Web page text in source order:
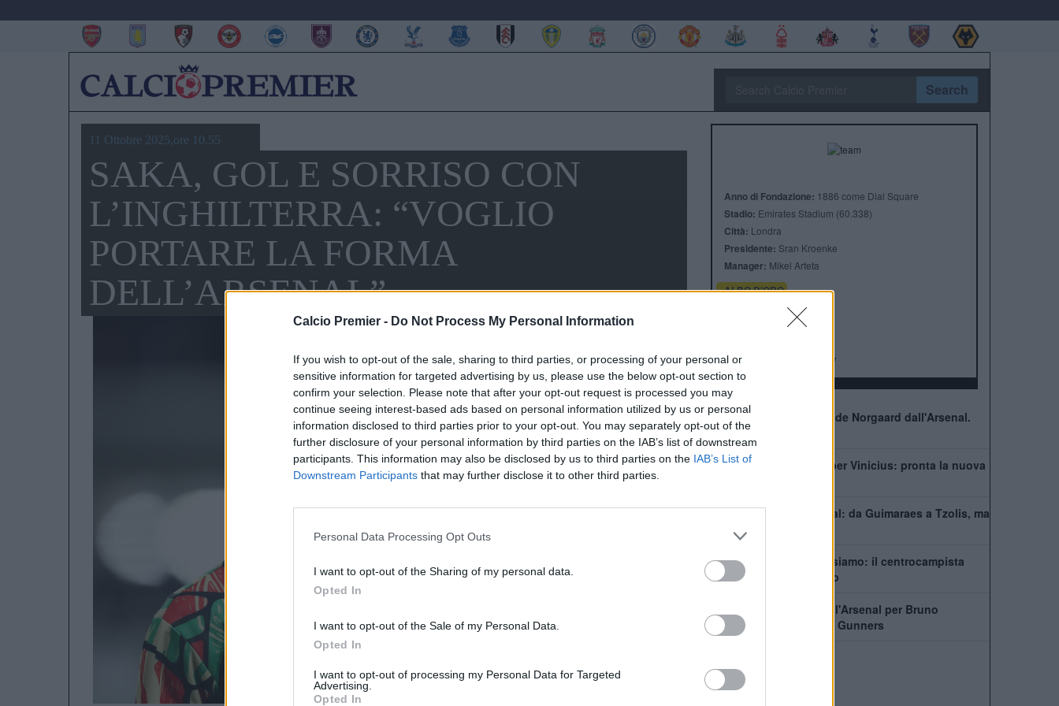
Calcio Premier - Do Not Process My Personal Information
If you wish to opt-out of the sale, sharing to third parties, or processing of your personal or
sensitive information for targeted advertising by us, please use the below opt-out section to
confirm your selection. Please note that after your opt-out request is processed you may
continue seeing interest-based ads based on personal information utilized by us or personal
information disclosed to third parties prior to your opt-out. You may separately opt-out of the
further disclosure of your personal information by third parties on the IAB’s list of downstream
participants. This information may also be disclosed by us to third parties on the IAB’s List of
Downstream Participants that may further disclose it to other third parties.
Personal Data Processing Opt Outs
I want to opt-out of the Sharing of my personal data.
Opted In
I want to opt-out of the Sale of my Personal Data.
Opted In
I want to opt-out of processing my Personal Data for Targeted
Advertising.
Opted In
Search
11 Ottobre 2025,ore 10.55
SAKA, GOL E SORRISO CON
L’INGHILTERRA: “VOGLIO
PORTARE LA FORMA
DELL’ARSENAL”
Anno di Fondazione: 1886 come Dial Square
Stadio: Emirates Stadium (60.338)
Città: Londra
Presidente: Sran Kroenke
Manager: Mikel Arteta
ALBO D'ORO
Premier League: 13
FA Community Shield: 17
Ufficiale. l'Everton prende Norgaard dall'Arsenal.
Cifre e dettagli
Il Real Madrid rilancia per Vinicius: pronta la nuova
Come giocherà l'Arsenal: da Guimaraes a Tzolis, ma
il blocco resta
Guimaraes-Arsenal, ci siamo: il centrocampista
pronto a lasciare il ritiro
In Newcastle dice no all'Arsenal per Bruno
Guimaraes. Il piano dei Gunners